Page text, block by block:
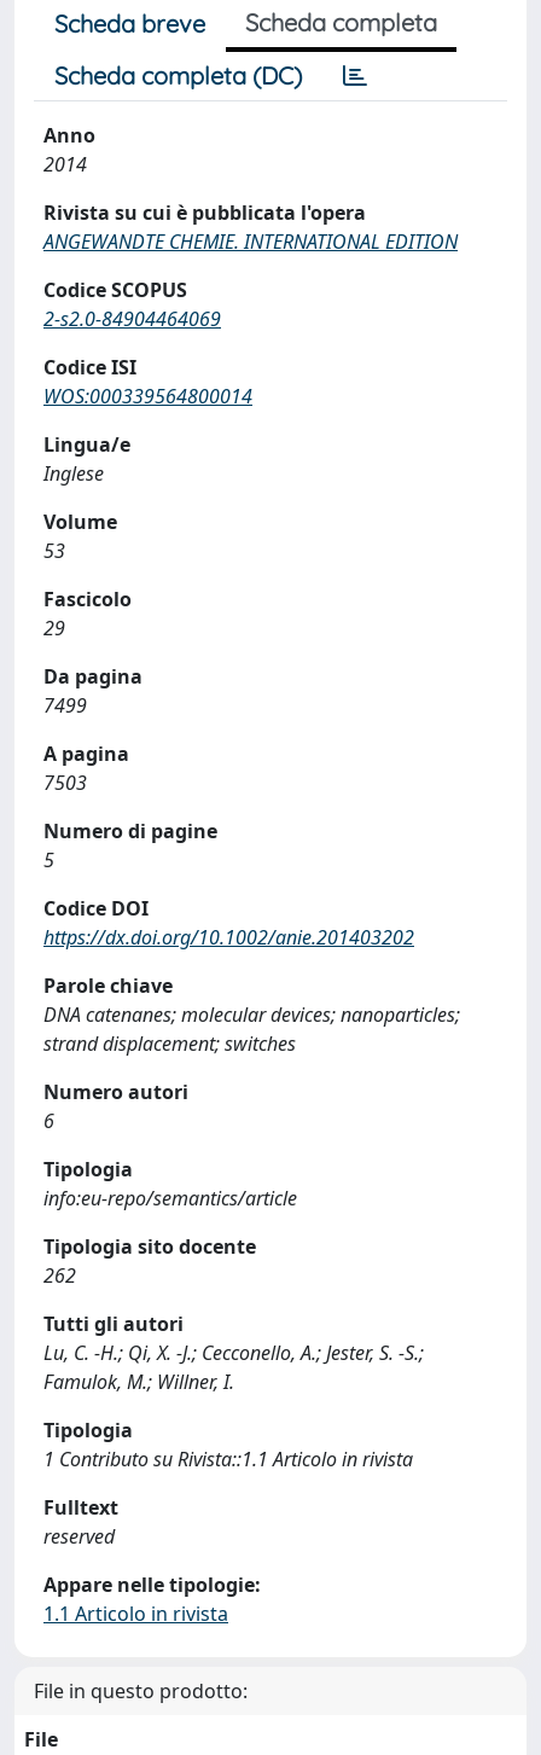
Scheda breve
Scheda completa
Scheda completa (DC)
Anno
2014
Rivista su cui è pubblicata l'opera
ANGEWANDTE CHEMIE. INTERNATIONAL EDITION
Codice SCOPUS
2-s2.0-84904464069
Codice ISI
WOS:000339564800014
Lingua/e
Inglese
Volume
53
Fascicolo
29
Da pagina
7499
A pagina
7503
Numero di pagine
5
Codice DOI
https://dx.doi.org/10.1002/anie.201403202
Parole chiave
DNA catenanes; molecular devices; nanoparticles;
strand displacement; switches
Numero autori
6
Tipologia
info:eu-repo/semantics/article
Tipologia sito docente
262
Tutti gli autori
Lu, C. -H.; Qi, X. -J.; Cecconello, A.; Jester, S. -S.;
Famulok, M.; Willner, I.
Tipologia
1 Contributo su Rivista::1.1 Articolo in rivista
Fulltext
reserved
Appare nelle tipologie:
1.1 Articolo in rivista
File in questo prodotto:
File